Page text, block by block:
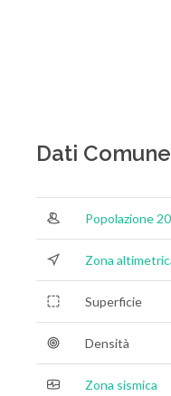
Dati Comune
Popolazione
Zona
Superficie
Densità
Zona sismica